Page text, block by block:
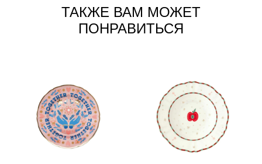
ТАКЖЕ ВАМ МОЖЕТ
ПОНРАВИТЬСЯ